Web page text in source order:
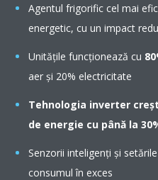
Agentul frigorific cel mai
energetic, cu un impact
Unităţile funcţionează cu
aer şi 20% electricitate
Tehnologia inverter
de energie cu până la
Senzorii inteligenţi şi
consumul în exces